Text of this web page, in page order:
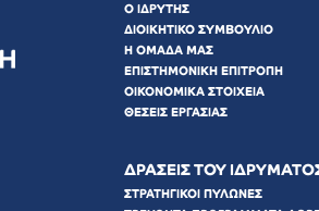
Ο ΙΔΡΥΤΗΣ
ΔΙΟΙΚΗΤΙΚΟ ΣΥΜΒΟΥΛΙΟ
Η ΟΜΑΔΑ ΜΑΣ
ΕΠΙΣΤΗΜΟΝΙΚΗ ΕΠΙΤΡΟΠΗ
ΟΙΚΟΝΟΜΙΚΑ ΣΤΟΙΧΕΙΑ
ΘΕΣΕΙΣ ΕΡΓΑΣΙΑΣ
ΔΡΑΣΕΙΣ ΤΟΥ
ΣΤΡΑΤΗΓΙΚΟΙ ΠΥΛΩΝΕΣ